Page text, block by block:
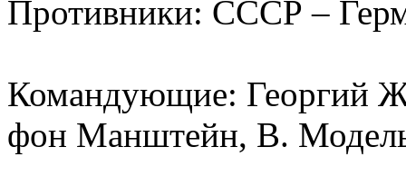
Противники: СССР –
Командующие: Георгий
фон Манштейн, В.